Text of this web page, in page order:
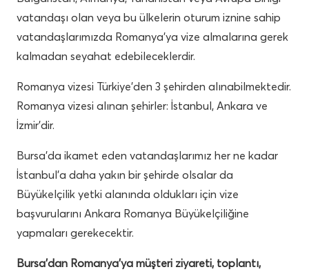
vatandaşı olan veya bu ülkelerin oturum iznine sahip
vatandaşlarımızda Romanya’ya vize almalarına gerek
kalmadan seyahat edebileceklerdir.
Romanya vizesi Türkiye’den 3 şehirden alınabilmektedir.
Romanya vizesi alınan şehirler: İstanbul, Ankara ve
İzmir’dir.
Bursa’da ikamet eden vatandaşlarımız her ne kadar
İstanbul’a daha yakın bir şehirde olsalar da
Büyükelçilik yetki alanında oldukları için vize
başvurularını Ankara Romanya Büyükelçiliğine
yapmaları gerekecektir.
Bursa’dan Romanya’ya müşteri ziyareti, toplantı,